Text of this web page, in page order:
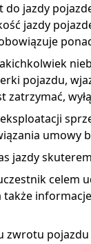
do jazdy
jazdy
pojazdu,
zatrzymać,
umowy
jazdy
celem
także
zwrotu